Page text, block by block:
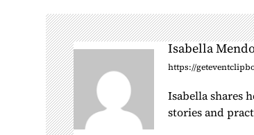
a
v
i
g
a
t
i
Isabella
https://
Isabella shares
stories and